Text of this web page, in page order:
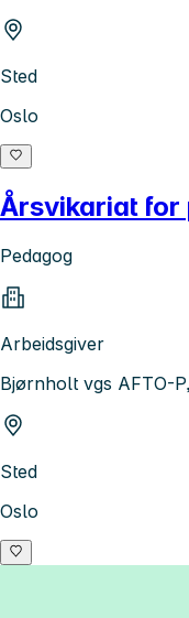
Sted
Oslo
Årsvikariat for
Pedagog
Arbeidsgiver
Bjørnholt vgs AFTO-
Sted
Oslo